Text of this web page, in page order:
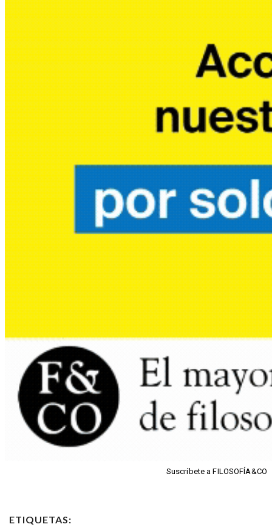
Suscríbete a FILOSOFÍA&CO
ETIQUETAS: